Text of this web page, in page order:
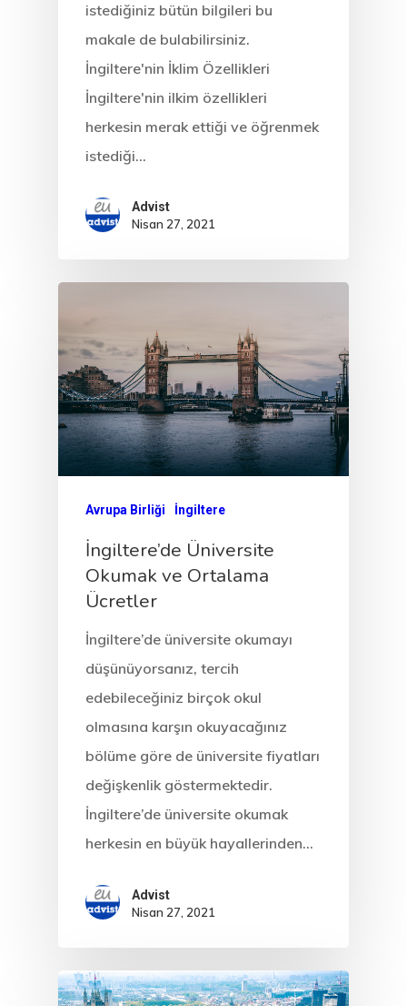
istediğiniz bütün bilgileri bu
makale de bulabilirsiniz.
İngiltere'nin İklim Özellikleri
İngiltere'nin ilkim özellikleri
herkesin merak ettiği ve öğrenmek
istediği…
Advist
Nisan 27, 2021
Avrupa Birliği İngiltere
İngiltere’de Üniversite
Okumak ve Ortalama
Ücretler
İngiltere’de üniversite okumayı
düşünüyorsanız, tercih
edebileceğiniz birçok okul
olmasına karşın okuyacağınız
bölüme göre de üniversite fiyatları
değişkenlik göstermektedir.
İngiltere’de üniversite okumak
herkesin en büyük hayallerinden…
Advist
Nisan 27, 2021